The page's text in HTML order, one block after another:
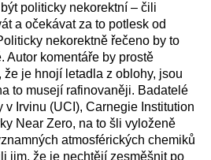
politicky nekorektní – čili
a očekávat za to potlesk od
nekorektně řečeno by to
Autor komentáře by prostě
že je hnojí letadla z oblohy, jsou
to musejí rafinovaněji. Badatelé
v Irvinu (UCI), Carnegie Institution
Near Zero, na to šli vyloženě
atmosférických chemiků
jim, že je nechtějí zesměšnit po